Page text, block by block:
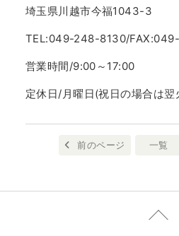
埼玉県川越市今福1043-3
TEL:049-248-8130/
営業時間/9:00～17:00
定休日/月曜日(祝日の場合は翌
前のページ 一覧